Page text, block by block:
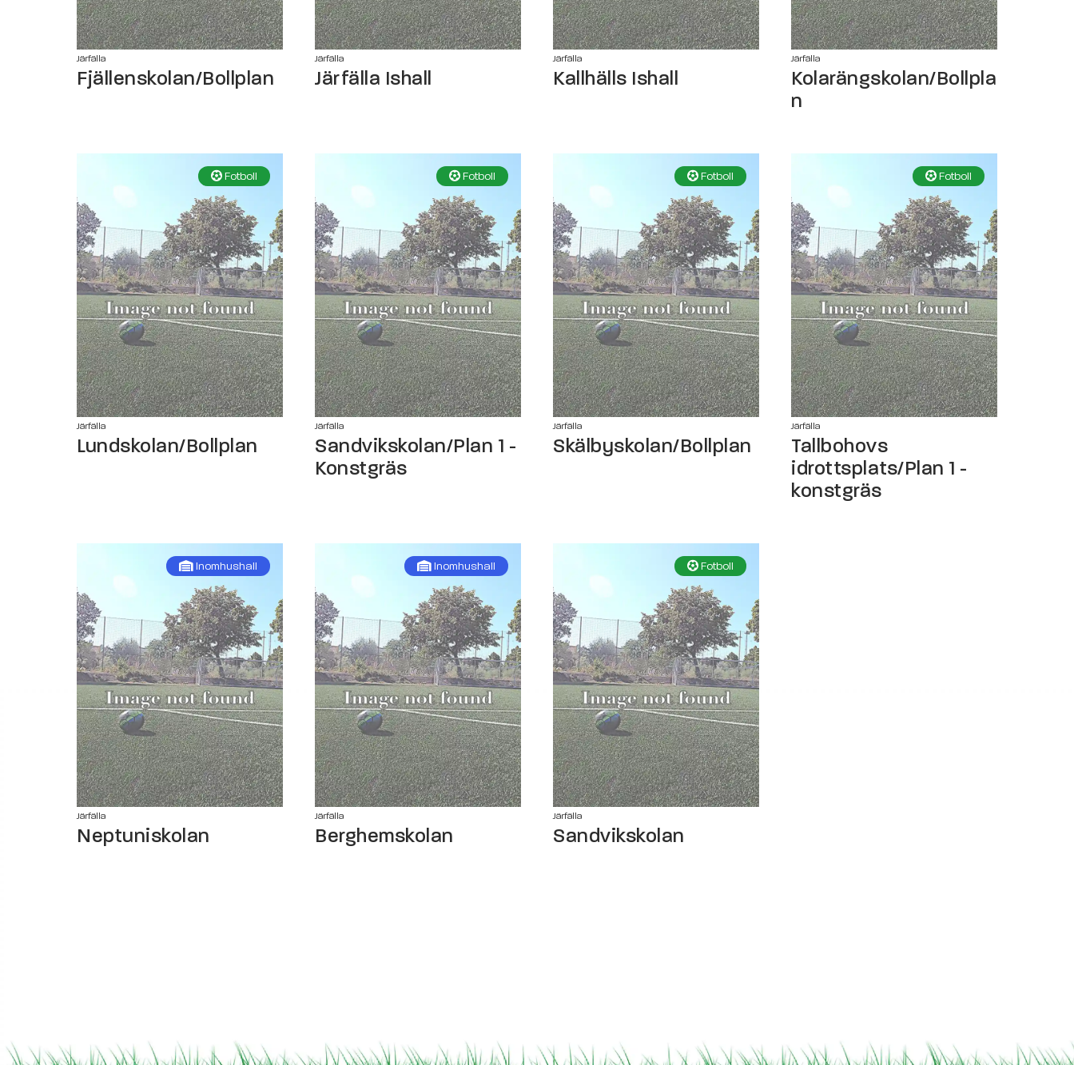
Järfälla
Fjällenskolan/Bollplan
Järfälla
Järfälla Ishall
Järfälla
Kallhälls Ishall
Järfälla
Kolarängskolan/Bollpla
n
Fotboll
Järfälla
Lundskolan/Bollplan
Fotboll
Järfälla
Sandvikskolan/Plan 1 -
Konstgräs
Fotboll
Järfälla
Skälbyskolan/Bollplan
Fotboll
Järfälla
Tallbohovs
idrottsplats/Plan 1 -
konstgräs
Inomhushall
Järfälla
Neptuniskolan
Inomhushall
Järfälla
Berghemskolan
Fotboll
Järfälla
Sandvikskolan